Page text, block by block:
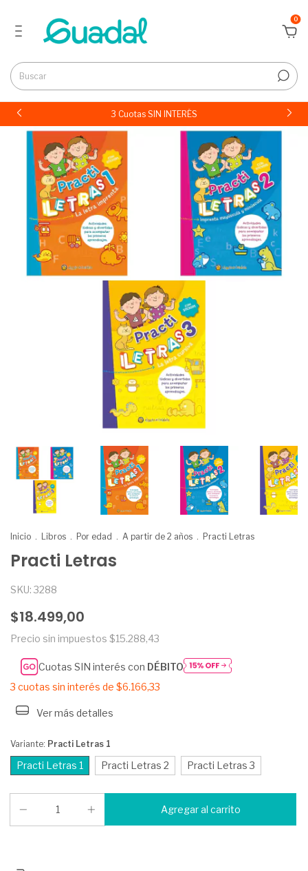
0
3 Cuotas SIN INTERÉS
Inicio . Libros . Por edad . A partir de 2 años . Practi Letras
Practi Letras
SKU: 3288
$18.499,00
Precio sin impuestos $15.288,43
Cuotas SIN interés con DÉBITO
3 cuotas sin interés de $6.166,33
Ver más detalles
Variante: Practi Letras 1
Practi Letras 1 Practi Letras 2 Practi Letras 3